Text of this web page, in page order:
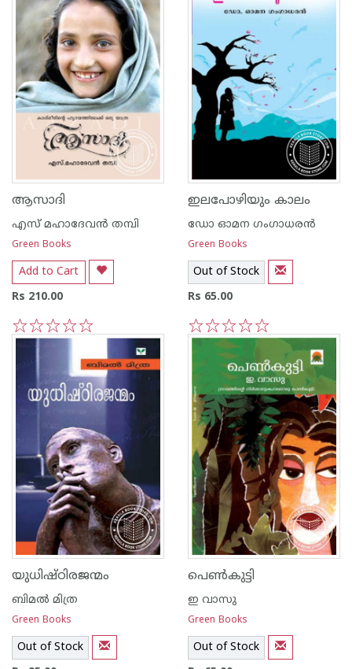
ആസാദി
എസ് മഹാദേവന്‍ തമ്പി
Green Books
Add to Cart
Rs 210.00
4
3
2
1
ഇലപോഴിയും കാലം
ഡോ ഓമന ഗംഗാധരന്‍
Green Books
Out of Stock
Rs 65.00
5
4
3
2
1
യുധിഷ്ഠിരജന്മം
ബിമല്‍ മിത്ര
Green Books
Out of Stock
പെണ്‍കുട്ടി
ഇ വാസു
Green Books
Out of Stock